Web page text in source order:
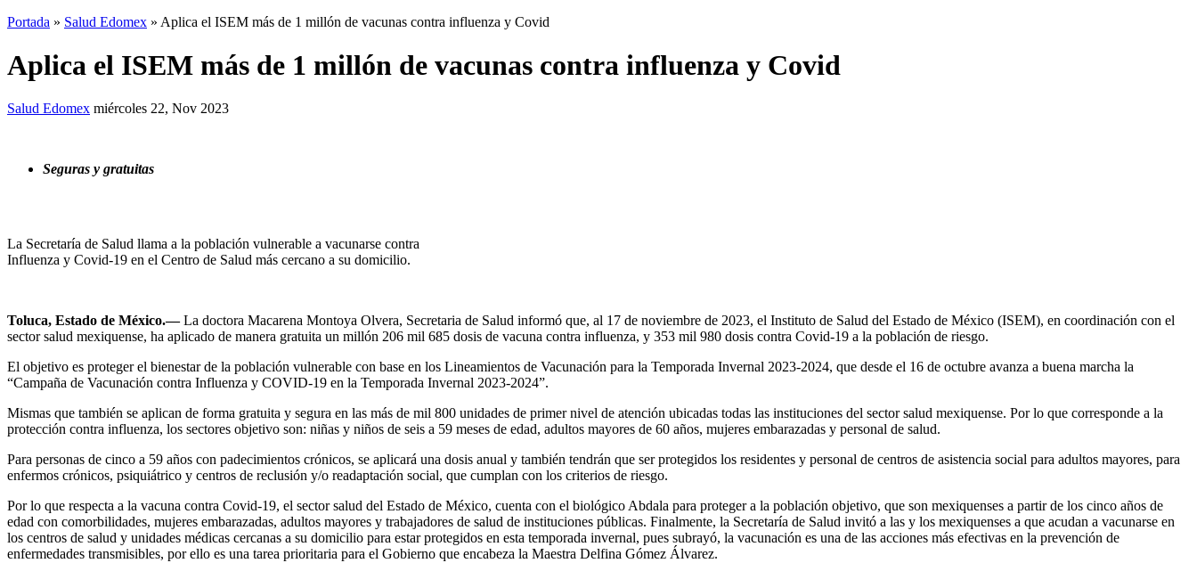
Portada » Salud Edomex » Aplica el ISEM más de 1 millón de vacunas contra influenza y Covid
Aplica el ISEM más de 1 millón de vacunas contra influenza y Covid
Salud Edomex miércoles 22, Nov 2023
Seguras y gratuitas
La Secretaría de Salud llama a la población vulnerable a vacunarse contra
Influenza y Covid-19 en el Centro de Salud más cercano a su domicilio.
Toluca, Estado de México.—La doctora Macarena Montoya Olvera, Secretaria de Salud informó que, al 17 de noviembre de 2023, el Instituto de Salud del Estado de México (ISEM), en coordinación con el
sector salud mexiquense, ha aplicado de manera gratuita un millón 206 mil 685 dosis de vacuna contra influenza, y 353 mil 980 dosis contra Covid-19 a la población de riesgo.
El objetivo es proteger el bienestar de la población vulnerable con base en los Lineamientos de Vacunación para la Temporada Invernal 2023-2024, que desde el 16 de octubre avanza a buena marcha la
“Campaña de Vacunación contra Influenza y COVID-19 en la Temporada Invernal 2023-2024”.
Mismas que también se aplican de forma gratuita y segura en las más de mil 800 unidades de primer nivel de atención ubicadas todas las instituciones del sector salud mexiquense. Por lo que corresponde a la
protección contra influenza, los sectores objetivo son: niñas y niños de seis a 59 meses de edad, adultos mayores de 60 años, mujeres embarazadas y personal de salud.
Para personas de cinco a 59 años con padecimientos crónicos, se aplicará una dosis anual y también tendrán que ser protegidos los residentes y personal de centros de asistencia social para adultos mayores, para
enfermos crónicos, psiquiátrico y centros de reclusión y/o readaptación social, que cumplan con los criterios de riesgo.
Por lo que respecta a la vacuna contra Covid-19, el sector salud del Estado de México, cuenta con el biológico Abdala para proteger a la población objetivo, que son mexiquenses a partir de los cinco años de
edad con comorbilidades, mujeres embarazadas, adultos mayores y trabajadores de salud de instituciones públicas. Finalmente, la Secretaría de Salud invitó a las y los mexiquenses a que acudan a vacunarse en
los centros de salud y unidades médicas cercanas a su domicilio para estar protegidos en esta temporada invernal, pues subrayó, la vacunación es una de las acciones más efectivas en la prevención de
enfermedades transmisibles, por ello es una tarea prioritaria para el Gobierno que encabeza la Maestra Delfina Gómez Álvarez.